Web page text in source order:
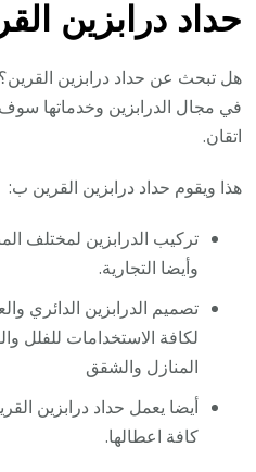
حداد درابزين
هل تبحث عن حداد درابزين
في مجال الدرابزين وخدماتها سوف
اتقان.
هذا ويقوم حداد درابزين القرين ب:
تركيب الدرابزين لمختلف
وأيضا التجارية.
تصميم الدرابزين الدائري
لكافة الاستخدامات للفلل
المنازل والشقق
أيضا يعمل حداد درابزين
كافة اعطالها.